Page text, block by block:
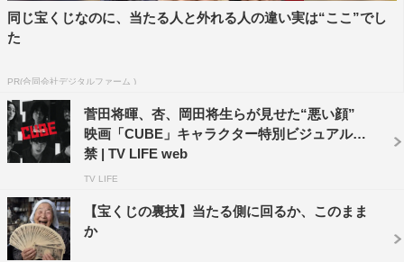
2021年10月22日（金）公開
公式サイト：©
公式twitter：@cube_m0vie
公式TikTok：@cube_m0vie
©2021「CUBE」製作委員会
この記事の写真
同じ宝くじなのに、当たる人と外れる人の違い実は“ここ”でし
た
PR(合同会社デジタルファーム )
菅田将暉、杏、岡田将生らが見せた“悪い顔”
映画「CUBE」キャラクター特別ビジュアル解
禁 | TV LIFE web
TV LIFE
【宝くじの裏技】当たる側に回るか、このまま
か